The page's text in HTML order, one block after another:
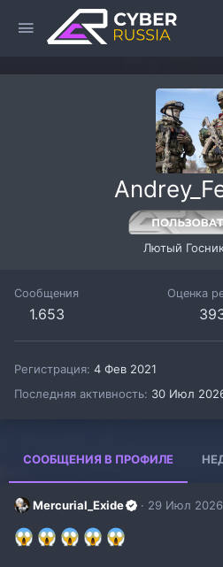
Лютый
Сообщения
1.653
Оценка
Регистрация 4 Фев 2021
Последняя активность 30 Июл
СООБЩЕНИЯ В ПРОФИЛЕ
Mercurial_Exide 29 Июл 2026